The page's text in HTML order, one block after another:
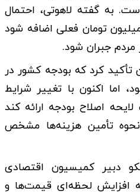
به گفته لاهوتی، احتمال
تومان فعلی اضافه شود
مردم جبران شود.
کرد که بودجه کشور در
اما اکنون با تغییر شرایط
اصلاح بودجه ارائه کند
تأمین هزینه‌ها مشخص
دبیر کمیسیون اقتصادی
افزایش لحظه‌ای قیمت‌ها و